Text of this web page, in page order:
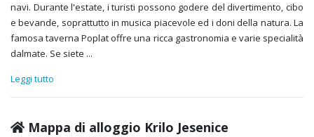
navi. Durante l'estate, i turisti possono godere del divertimento, cibo
e bevande, soprattutto in musica piacevole ed i doni della natura. La
famosa taverna Poplat offre una ricca gastronomia e varie specialità
dalmate. Se siete ...
Leggi tutto
Mappa di alloggio Krilo Jesenice